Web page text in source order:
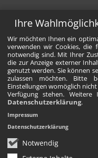
Ihre
Wir möchten Ihnen ein
verwenden wir Cookies, die
notwendig sind. Mit Ihrer
die zur Anzeige externer
genutzt werden. Sie können
zulassen möchten. Bitte
Einstellungen womöglich
Verfügung stehen.
Datenschutzerklärung.
Notwendig
Impressum
Datenschutzerklärung